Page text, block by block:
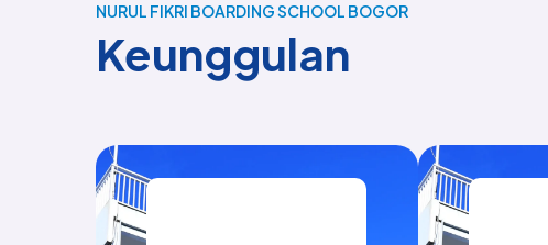
NURUL FIKRI BOARDING SCHOOL BOGOR
Keunggulan